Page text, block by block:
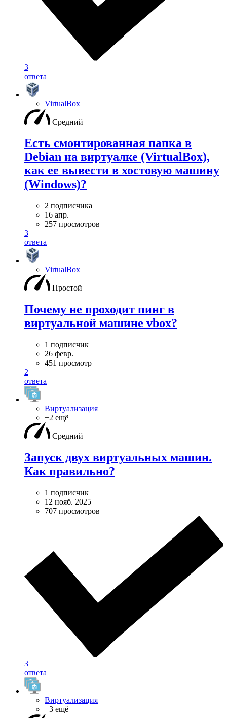
3
ответа
VirtualBox
Средний
Есть смонтированная папка в
Debian на виртуалке (VirtualBox),
как ее вывести в хостовую машину
(Windows)?
2 подписчика
16 апр.
257 просмотров
3
ответа
VirtualBox
Простой
Почему не проходит пинг в
виртуальной машине vbox?
1 подписчик
26 февр.
451 просмотр
2
ответа
Виртуализация
+2 ещё
Средний
Запуск двух виртуальных машин.
Как правильно?
1 подписчик
12 нояб. 2025
707 просмотров
3
ответа
Виртуализация
+3 ещё